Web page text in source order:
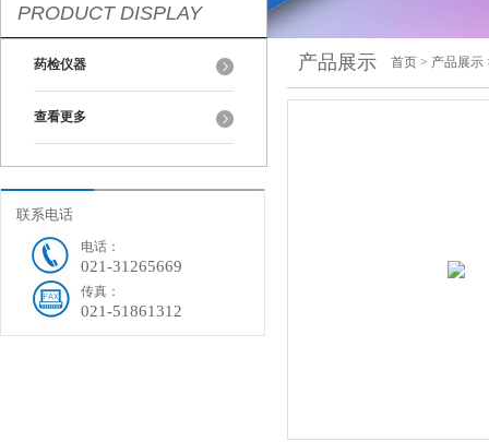
PRODUCT DISPLAY
药检仪器
查看更多
联系电话
电话：
021-31265669
传真：
021-51861312
产品展示 首页 > 产品展示